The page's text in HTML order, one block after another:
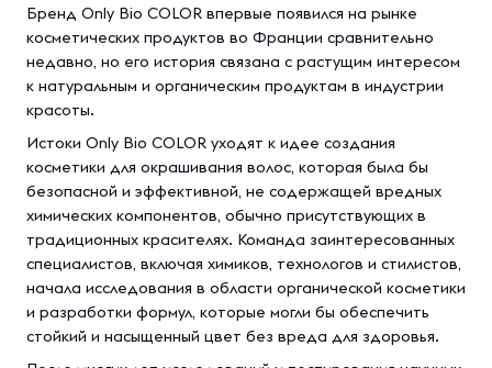
Бренд Only Bio COLOR впервые появился на рынке
косметических продуктов во Франции сравнительно
недавно, но его история связана с растущим интересом
к натуральным и органическим продуктам в индустрии
красоты.
Истоки Only Bio COLOR уходят к идее создания
косметики для окрашивания волос, которая была бы
безопасной и эффективной, не содержащей вредных
химических компонентов, обычно присутствующих в
традиционных красителях. Команда заинтересованных
специалистов, включая химиков, технологов и стилистов,
начала исследования в области органической косметики
и разработки формул, которые могли бы обеспечить
стойкий и насыщенный цвет без вреда для здоровья.